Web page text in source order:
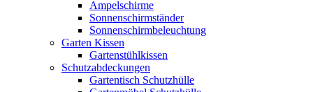
Ampelschirme
Sonnenschirmständer
Sonnenschirmbeleuchtung
Garten Kissen
Gartenstühlkissen
Schutzabdeckungen
Gartentisch Schutzhülle